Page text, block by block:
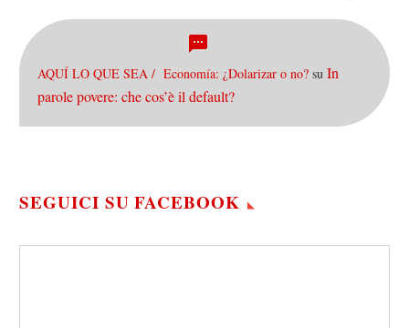
AQUÍ LO QUE SEA / Economía: ¿Dolarizar o no? su In
parole povere: che cos’è il default?
SEGUICI SU FACEBOOK